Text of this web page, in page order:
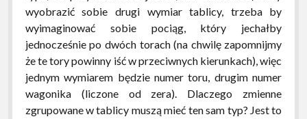
wyobrazić sobie drugi wymiar tablicy, trzeba by
wyimaginować sobie pociąg, który jechałby
jednocześnie po dwóch torach (na chwilę zapomnijmy
że te tory powinny iść w przeciwnych kierunkach), więc
jednym wymiarem będzie numer toru, drugim numer
wagonika (liczone od zera). Dlaczego zmienne
zgrupowane w tablicy muszą mieć ten sam typ? Jest to